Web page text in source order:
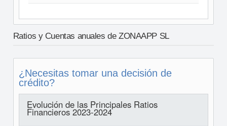
Ratios y Cuentas anuales de ZONAAPP SL
¿Necesitas tomar una decisión de
crédito?
Evolución de las Principales Ratios
Financieros 2023-2024